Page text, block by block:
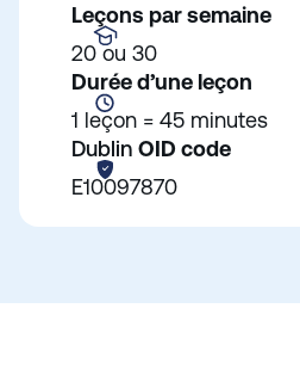
Leçons par semaine
20 ou 30
Durée d’une leçon
1 leçon = 45 minutes
Dublin OID code
E10097870